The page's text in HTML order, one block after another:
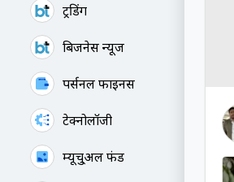
ट्रेंडिंग
बिजनेस न्यूज
पर्सनल फाइनेंस
टेक्नोलॉजी
म्यूचु्अल फंड